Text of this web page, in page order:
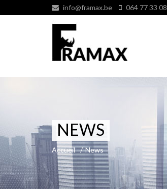
info@framax.be 064 77 33 08
NEWS
Accueil / News